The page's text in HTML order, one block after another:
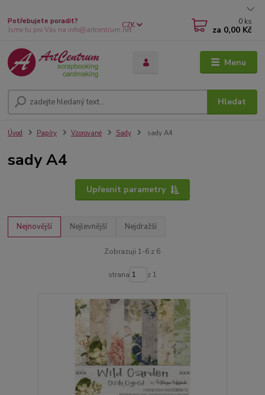
Menu
CZK
Hledat
Potřebujete poradit?
Jsme tu pro Vás na info@artcentrum.net
0 ks
za 0,00 Kč
Úvod Papíry Vzorované Sady sady A4
sady A4
Upřesnit parametry
Nejnovější Nejlevnější Nejdražší
Zobrazuji 1-6 z 6
strana z 1